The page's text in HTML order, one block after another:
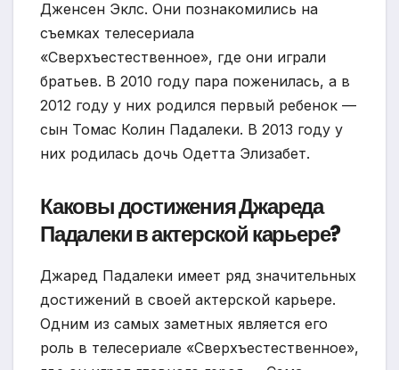
Дженсен Эклс. Они познакомились на
съемках телесериала
«Сверхъестественное», где они играли
братьев. В 2010 году пара поженилась, а в
2012 году у них родился первый ребенок —
сын Томас Колин Падалеки. В 2013 году у
них родилась дочь Одетта Элизабет.
Каковы достижения Джареда
Падалеки в актерской карьере?
Джаред Падалеки имеет ряд значительных
достижений в своей актерской карьере.
Одним из самых заметных является его
роль в телесериале «Сверхъестественное»,